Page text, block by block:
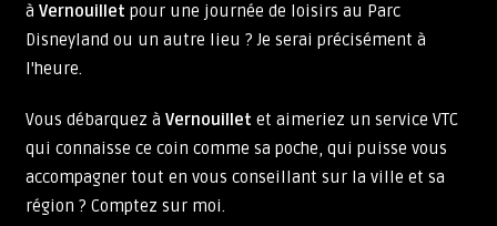
à Vernouillet pour une journée de loisirs au Parc
Disneyland ou un autre lieu ? Je serai précisément à
l'heure.
Vous débarquez à Vernouillet et aimeriez un service VTC
qui connaisse ce coin comme sa poche, qui puisse vous
accompagner tout en vous conseillant sur la ville et sa
région ? Comptez sur moi.